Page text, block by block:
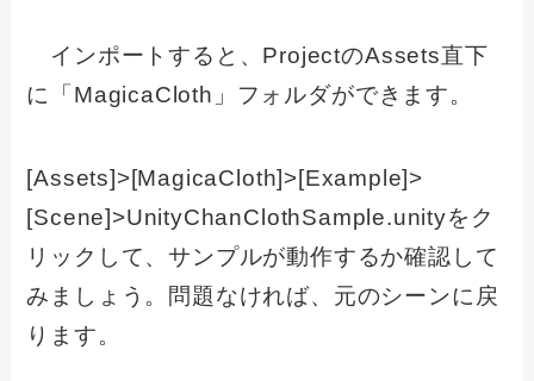
インポートすると、ProjectのAssets直下
に「MagicaCloth」フォルダができます。
[Assets]>[MagicaCloth]>[Example]>
[Scene]>UnityChanClothSample.unityをク
リックして、サンプルが動作するか確認して
みましょう。問題なければ、元のシーンに戻
ります。